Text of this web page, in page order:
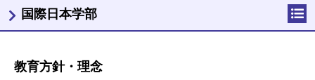
教育方針・理念
国際日本学部